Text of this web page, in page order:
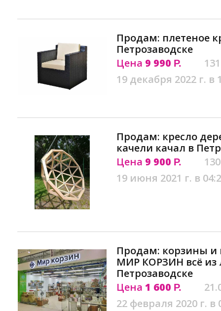
Продам: плетеное
Петрозаводске
Цена 9 990 Р.
19 декабря 2022 г. в
Продам: кресло
качели качал в
Цена 9 900 Р.
19 июня 2021 г. в
Продам: корзины и
МИР КОРЗИН всё из
Петрозаводске
Цена 1 600 Р.
22 февраля 2020 г. в